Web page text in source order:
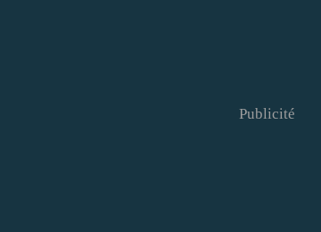
Publicité